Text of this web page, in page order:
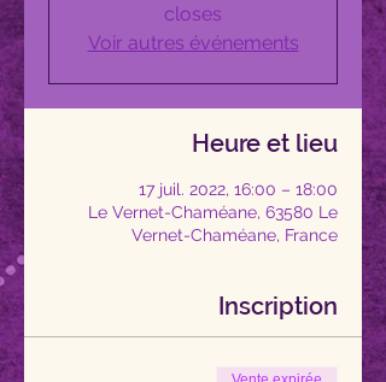
closes
Voir autres événements
Heure et lieu
17 juil. 2022, 16:00 – 18:00
Le Vernet-Chaméane, 63580 Le
Vernet-Chaméane, France
Inscription